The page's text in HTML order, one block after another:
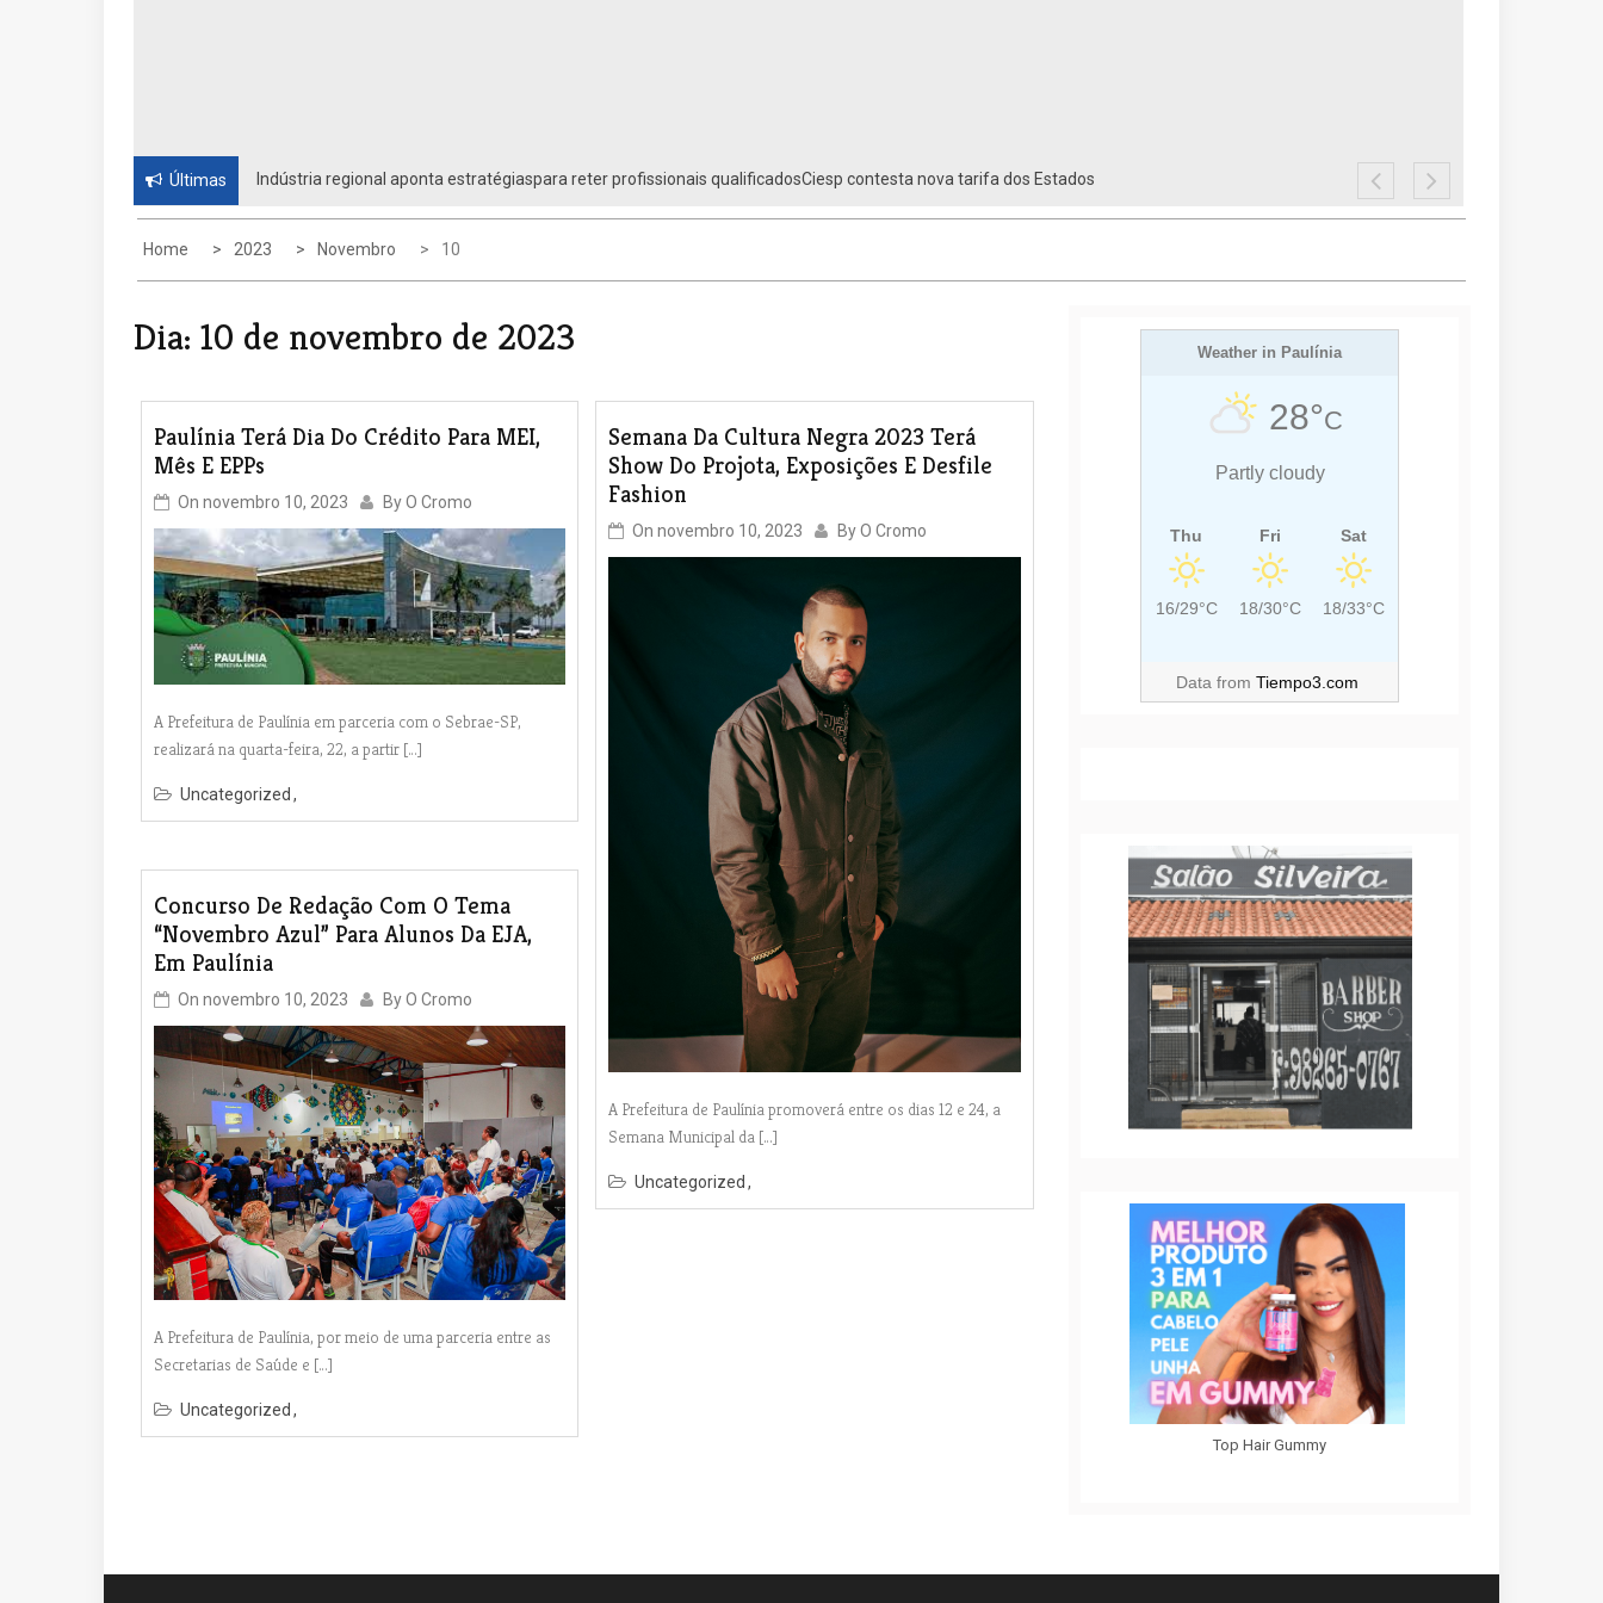
Últimas
Indústria regional aponta estratégiaspara reter profissionais qualificadosCiesp contesta nova tarifa dos Estados
Home 2023 Novembro 10
Dia: 10 de novembro de 2023
Paulínia Terá Dia Do Crédito Para MEI,
Mês E EPPs
On novembro 10, 2023 ByO Cromo
A Prefeitura de Paulínia em parceria com o Sebrae-SP,
realizará na quarta-feira, 22, a partir […]
Uncategorized
Concurso De Redação Com O Tema
“Novembro Azul” Para Alunos Da EJA,
Em Paulínia
On novembro 10, 2023 ByO Cromo
A Prefeitura de Paulínia, por meio de uma parceria entre as
Secretarias de Saúde e […]
Uncategorized
Semana Da Cultura Negra 2023 Terá
Show Do Projota, Exposições E Desfile
Fashion
Onnovembro 10, 2023 ByO Cromo
A Prefeitura de Paulínia promoverá entre os dias 12 e 24, a
Semana Municipal da […]
Uncategorized
Weather in Paulínia
28°C
Partly cloudy
Thu
16/29°C
Fri
18/30°C
Sat
18/33°C
Data from Tiempo3.com
Top Hair Gummy